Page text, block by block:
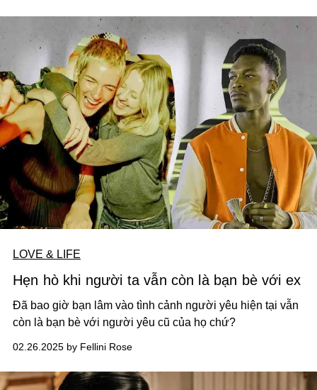
LOVE & LIFE
Hẹn hò khi người ta vẫn còn là bạn bè với ex
Đã bao giờ bạn lâm vào tình cảnh người yêu hiện tại vẫn
còn là bạn bè với người yêu cũ của họ chứ?
02.26.2025 by Fellini Rose